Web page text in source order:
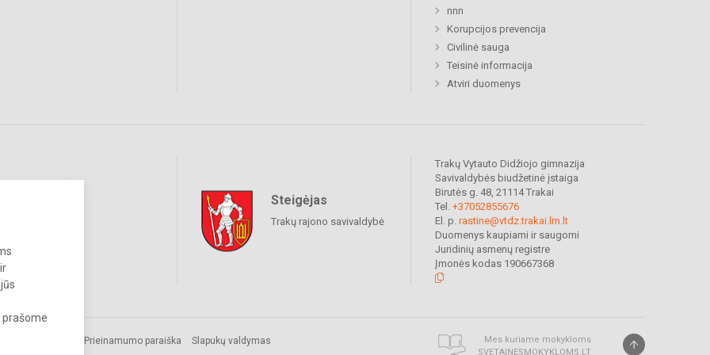
prašome
nnn
Korupcijos prevencija
Civilinė sauga
Teisinė informacija
Atviri duomenys
Steigėjas
Trakų rajono savivaldybė
Trakų Vytauto Didžiojo gimnazija
Savivaldybės biudžetinė įstaiga
Birutės g. 48, 21114 Trakai
Tel. +37052855676
El. p. rastine@vtdz.trakai.lm.lt
Duomenys kaupiami ir saugomi
Juridinių asmenų registre
Įmonės kodas 190667368
Prieinamumo paraiška Slapukų valdymas
Mes kuriame mokykloms
SVETAINESMOKYKLOMS.LT